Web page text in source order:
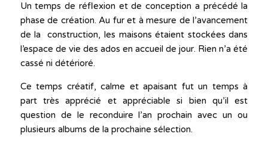
Un temps de réflexion et de conception a précédé la
phase de création. Au fur et à mesure de l’avancement
de la construction, les maisons étaient stockées dans
l’espace de vie des ados en accueil de jour. Rien n’a été
cassé ni détérioré.
Ce temps créatif, calme et apaisant fut un temps à
part très apprécié et appréciable si bien qu’il est
question de le reconduire l’an prochain avec un ou
plusieurs albums de la prochaine sélection.